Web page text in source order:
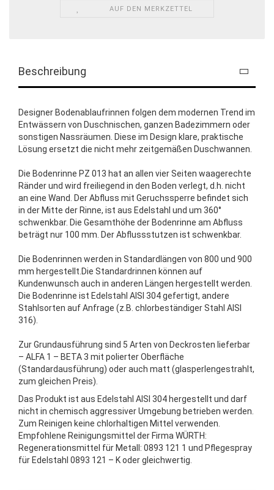
AUF DEN MERKZETTEL
Beschreibung
Designer Bodenablaufrinnen folgen dem modernen Trend im
Entwässern von Duschnischen, ganzen Badezimmern oder
sonstigen Nassräumen. Diese im Design klare, praktische
Lösung ersetzt die nicht mehr zeitgemäßen Duschwannen.
Die Bodenrinne PZ 013 hat an allen vier Seiten waagerechte
Ränder und wird freiliegend in den Boden verlegt, d.h. nicht
an eine Wand. Der Abfluss mit Geruchssperre befindet sich
in der Mitte der Rinne, ist aus Edelstahl und um 360°
schwenkbar. Die Gesamthöhe der Bodenrinne am Abfluss
beträgt nur 100 mm. Der Abflussstutzen ist schwenkbar.
Die Bodenrinnen werden in Standardlängen von 800 und 900
mm hergestellt.Die Standardrinnen können auf
Kundenwunsch auch in anderen Längen hergestellt werden.
Die Bodenrinne ist Edelstahl AISI 304 gefertigt, andere
Stahlsorten auf Anfrage (z.B. chlorbeständiger Stahl AISI
316).
Zur Grundausführung sind 5 Arten von Deckrosten lieferbar
– ALFA 1 – BETA 3 mit polierter Oberfläche
(Standardausführung) oder auch matt (glasperlengestrahlt,
zum gleichen Preis).
Das Produkt ist aus Edelstahl AISI 304 hergestellt und darf
nicht in chemisch aggressiver Umgebung betrieben werden.
Zum Reinigen keine chlorhaltigen Mittel verwenden.
Empfohlene Reinigungsmittel der Firma WÜRTH:
Regenerationsmittel für Metall: 0893 121 1 und Pflegespray
für Edelstahl 0893 121 – K oder gleichwertig.